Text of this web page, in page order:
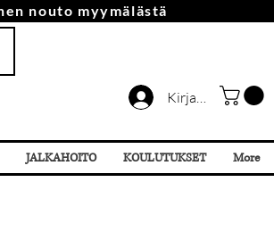
Kirjaudu
nouto myymälästä
JALKAHOITO KOULUTUKSET More